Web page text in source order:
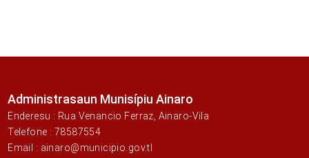
Administrasaun Munisípiu Ainaro
Enderesu : Rua Venancio Ferraz, Ainaro-Vila
Telefone : 78587554
Email : ainaro@municipio.gov.tl